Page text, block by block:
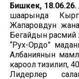
Бишкек, 18.06.26.
шаарында
Жапаровдун
Бегайдын расмий
“Рух-Ордо”
Албаниянын
кароол тизилип,
Лидерлер